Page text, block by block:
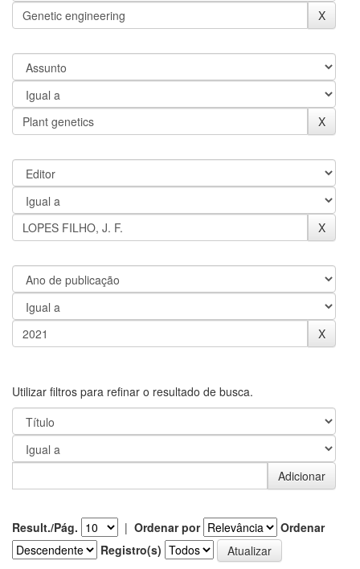
Utilizar filtros para refinar o resultado de busca.
Result./Pág. | Ordenar por
Ordenar
Registro(s)